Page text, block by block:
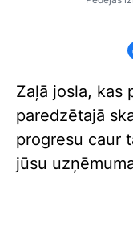
Zaļā josla, kas
paredzētajā
progresu caur
jūsu